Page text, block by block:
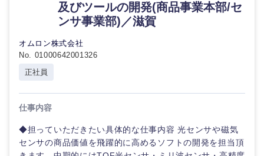
及びツールの開発(商品事業本部/セ
ンサ事業部)／滋賀
オムロン株式会社
No. 01000642001326
正社員
仕事内容
◆担っていただきたい具体的な仕事内容 光センサや磁気
センサの商品価値を飛躍的に高めるソフトの開発を担当頂